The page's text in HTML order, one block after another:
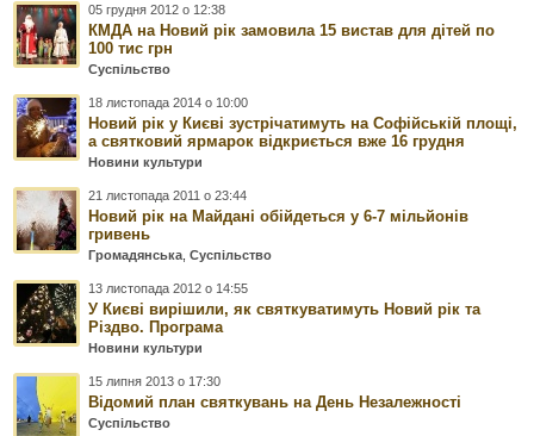
05 грудня 2012 о 12:38
КМДА на Новий рік замовила 15 вистав для дітей по
100 тис грн
Суспільство
18 листопада 2014 о 10:00
Новий рік у Києві зустрічатимуть на Софійській площі,
а святковий ярмарок відкриється вже 16 грудня
Новини культури
21 листопада 2011 о 23:44
Новий рік на Майдані обійдеться у 6-7 мільйонів
гривень
Громадянська,Суспільство
13 листопада 2012 о 14:55
У Києві вирішили, як святкуватимуть Новий рік та
Різдво. Програма
Новини культури
15 липня 2013 о 17:30
Відомий план святкувань на День Незалежності
Суспільство